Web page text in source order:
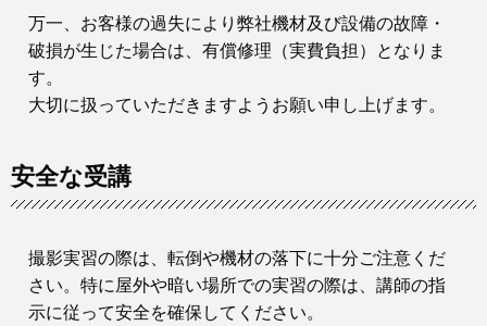
万一、お客様の過失により弊社機材及び設備の故障・
破損が生じた場合は、有償修理（実費負担）となりま
す。
大切に扱っていただきますようお願い申し上げます。
安全な受講
撮影実習の際は、転倒や機材の落下に十分ご注意くだ
さい。特に屋外や暗い場所での実習の際は、講師の指
示に従って安全を確保してください。